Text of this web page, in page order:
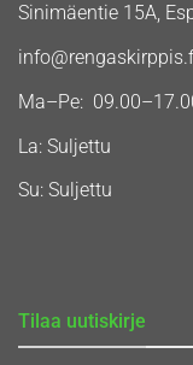
Sinimäentie 15A,
Ma–Pe:
La: Suljettu
Su: Suljettu
Tilaa uutiskirje